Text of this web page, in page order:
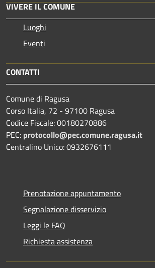
VIVERE IL COMUNE
Luoghi
Eventi
CONTATTI
Comune di Ragusa
Corso Italia, 72 - 97100 Ragusa
Codice Fiscale: 00180270886
PEC: protocollo@pec.comune.ragusa.it
Centralino Unico: 0932676111
Prenotazione appuntamento
Segnalazione disservizio
Leggi le FAQ
Richiesta assistenza